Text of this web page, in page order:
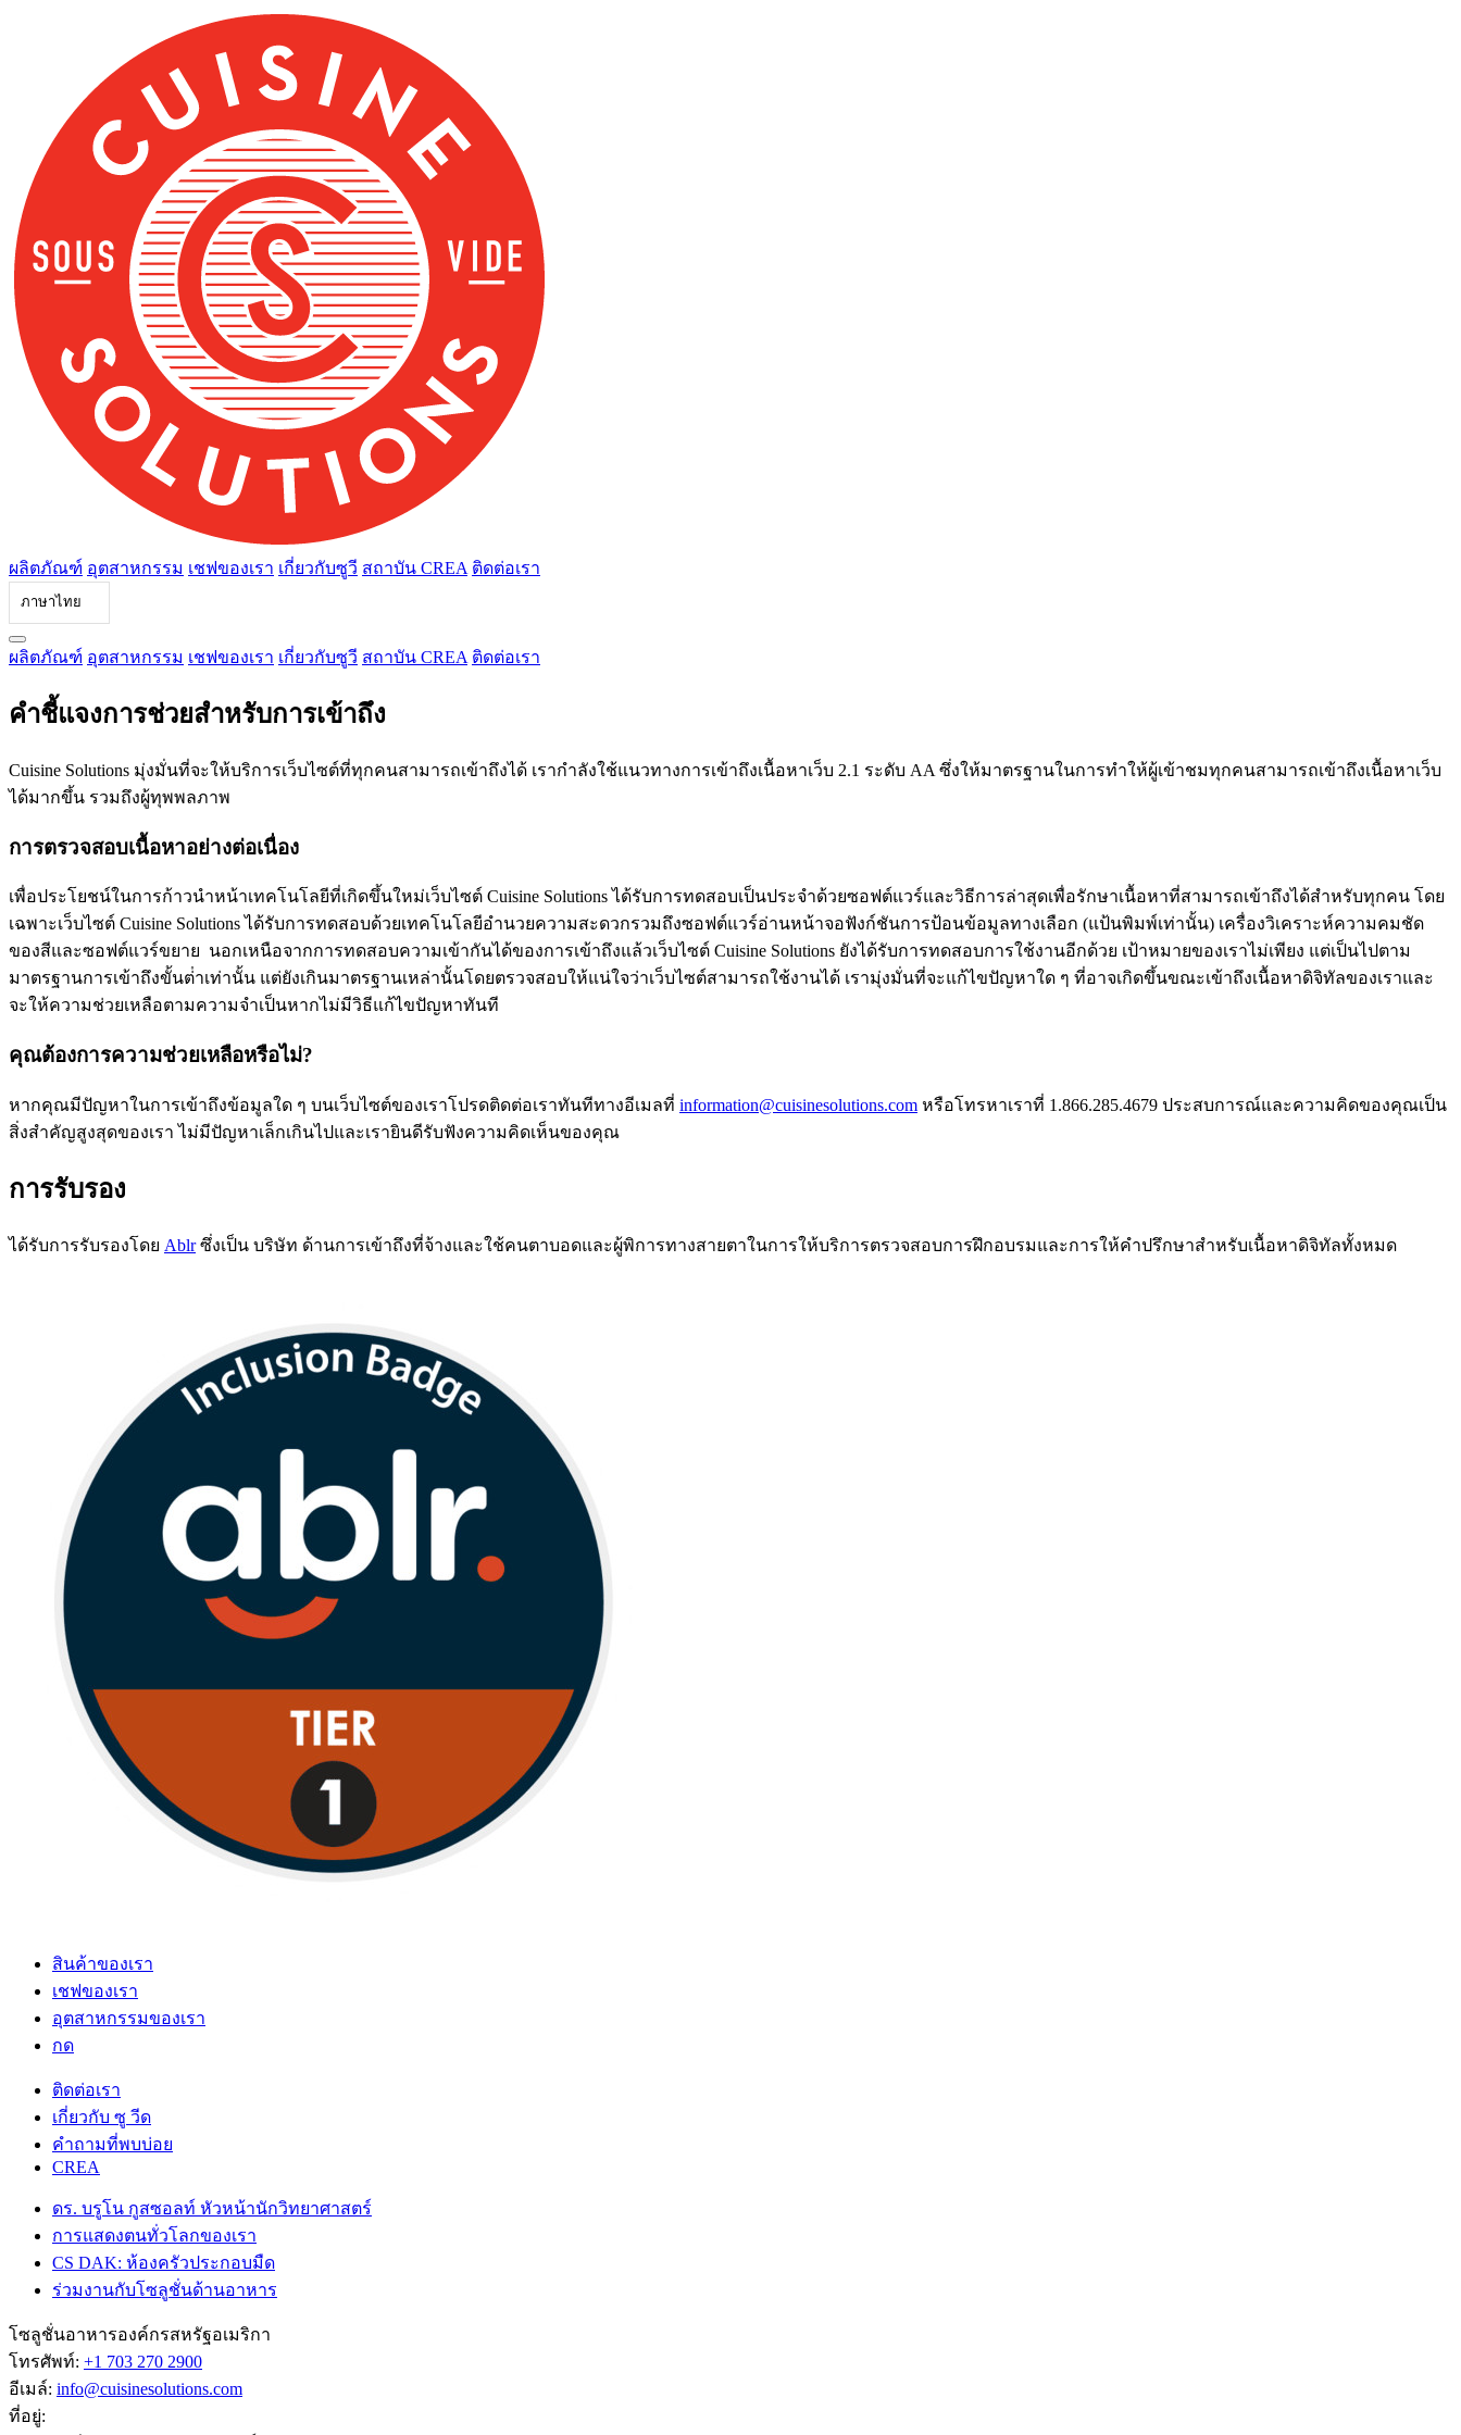
ผลิตภัณฑ์ อุตสาหกรรม เชฟของเรา เกี่ยวกับซูวี สถาบัน CREA ติดต่อเรา
ภาษาไทย
ผลิตภัณฑ์ อุตสาหกรรม เชฟของเรา เกี่ยวกับซูวี สถาบัน CREA ติดต่อเรา
คําชี้แจงการช่วยสําหรับการเข้าถึง
Cuisine Solutions มุ่งมั่นที่จะให้บริการเว็บไซต์ที่ทุกคนสามารถเข้าถึงได้ เรากําลังใช้แนวทางการเข้าถึงเนื้อหาเว็บ 2.1 ระดับ AA ซึ่งให้มาตรฐานในการทําให้ผู้เข้าชมทุกคนสามารถเข้าถึงเนื้อหาเว็บ
ได้มากขึ้น รวมถึงผู้ทุพพลภาพ
การตรวจสอบเนื้อหาอย่างต่อเนื่อง
เพื่อประโยชน์ในการก้าวนําหน้าเทคโนโลยีที่เกิดขึ้นใหม่เว็บไซต์ Cuisine Solutions ได้รับการทดสอบเป็นประจําด้วยซอฟต์แวร์และวิธีการล่าสุดเพื่อรักษาเนื้อหาที่สามารถเข้าถึงได้สําหรับทุกคน โดย
เฉพาะเว็บไซต์ Cuisine Solutions ได้รับการทดสอบด้วยเทคโนโลยีอํานวยความสะดวกรวมถึงซอฟต์แวร์อ่านหน้าจอฟังก์ชันการป้อนข้อมูลทางเลือก (แป้นพิมพ์เท่านั้น) เครื่องวิเคราะห์ความคมชัด
ของสีและซอฟต์แวร์ขยาย นอกเหนือจากการทดสอบความเข้ากันได้ของการเข้าถึงแล้วเว็บไซต์ Cuisine Solutions ยังได้รับการทดสอบการใช้งานอีกด้วย เป้าหมายของเราไม่เพียง แต่เป็นไปตาม
มาตรฐานการเข้าถึงขั้นต่ําเท่านั้น แต่ยังเกินมาตรฐานเหล่านั้นโดยตรวจสอบให้แน่ใจว่าเว็บไซต์สามารถใช้งานได้ เรามุ่งมั่นที่จะแก้ไขปัญหาใด ๆ ที่อาจเกิดขึ้นขณะเข้าถึงเนื้อหาดิจิทัลของเราและ
จะให้ความช่วยเหลือตามความจําเป็นหากไม่มีวิธีแก้ไขปัญหาทันที
คุณต้องการความช่วยเหลือหรือไม่?
หากคุณมีปัญหาในการเข้าถึงข้อมูลใด ๆ บนเว็บไซต์ของเราโปรดติดต่อเราทันทีทางอีเมลที่ information@cuisinesolutions.com หรือโทรหาเราที่ 1.866.285.4679 ประสบการณ์และความคิดของคุณเป็น
สิ่งสําคัญสูงสุดของเรา ไม่มีปัญหาเล็กเกินไปและเรายินดีรับฟังความคิดเห็นของคุณ
การรับรอง
ได้รับการรับรองโดย Ablrซึ่งเป็น บริษัท ด้านการเข้าถึงที่จ้างและใช้คนตาบอดและผู้พิการทางสายตาในการให้บริการตรวจสอบการฝึกอบรมและการให้คําปรึกษาสําหรับเนื้อหาดิจิทัลทั้งหมด
สินค้าของเรา
เชฟของเรา
อุตสาหกรรมของเรา
กด
ติดต่อเรา
เกี่ยวกับ ซู วีด
คําถามที่พบบ่อย
CREA
ดร. บรูโน กูสซอลท์ หัวหน้านักวิทยาศาสตร์
การแสดงตนทั่วโลกของเรา
CS DAK: ห้องครัวประกอบมืด
ร่วมงานกับโซลูชั่นด้านอาหาร
โซลูชั่นอาหารองค์กรสหรัฐอเมริกา
โทรศัพท์: +1 703 270 2900
อีเมล์: info@cuisinesolutions.com
ที่อยู่: